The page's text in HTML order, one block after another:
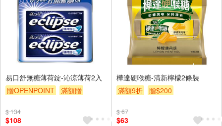
易口舒無糖薄荷錠-沁涼薄荷2入
贈OPENPOINT
滿額贈
$ 134
$108
樺達硬喉糖-清新檸檬2條裝
滿額9折
贈$200
$ 67
$63